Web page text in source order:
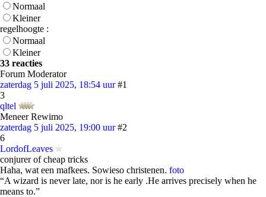
Normaal
Kleiner
regelhoogte :
Normaal
Kleiner
33 reacties
Forum Moderator
zaterdag 5 juli 2025, 18:54 uur #1
3
qltel
Meneer Rewimo
zaterdag 5 juli 2025, 19:00 uur #2
6
LordofLeaves
conjurer of cheap tricks
Haha, wat een mafkees. Sowieso christenen. foto
“A wizard is never late, nor is he early .He arrives precisely when he
means to.”